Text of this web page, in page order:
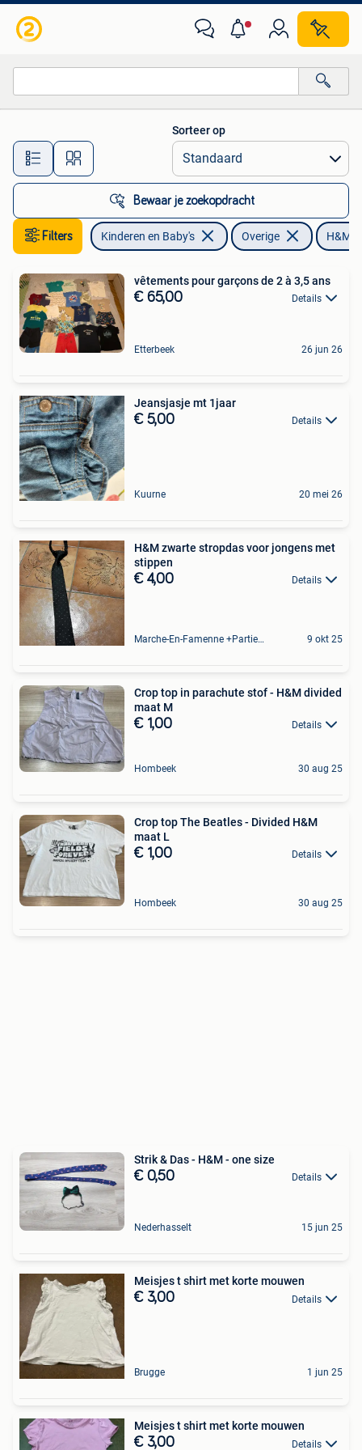
Alle afstanden…
Sorteer op
Bewaar je zoekopdracht
Filters Kinderen en Baby's Overige H&M
vêtements pour garçons de 2 à 3,5 ans
€ 65,00 Details
Etterbeek 26 jun 26
Jeansjasje mt 1jaar
€ 5,00 Details
Kuurne 20 mei 26
H&M zwarte stropdas voor jongens met
stippen
€ 4,00 Details
Marche-En-Famenne +Partie De Baillonville Et Noiseux 9 okt 25
Crop top in parachute stof - H&M divided
maat M
€ 1,00 Details
Hombeek 30 aug 25
Crop top The Beatles - Divided H&M
maat L
€ 1,00 Details
Hombeek 30 aug 25
Strik & Das - H&M - one size
€ 0,50 Details
Nederhasselt 15 jun 25
Meisjes t shirt met korte mouwen
€ 3,00 Details
Brugge 1 jun 25
Meisjes t shirt met korte mouwen
€ 3,00 Details